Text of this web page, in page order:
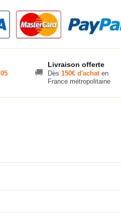
05
🚚
Livraison offerte
Dès 150€ d'achaten
France métropolitaine